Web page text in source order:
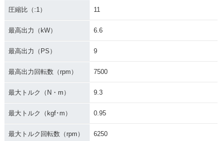
圧縮比（:1） 11
最高出力（kW） 6.6
最高出力（PS） 9
最高出力回転数（rpm） 7500
最大トルク（N・m） 9.3
最大トルク（kgf･m） 0.95
最大トルク回転数（rpm） 6250